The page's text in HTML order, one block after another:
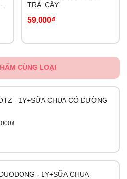
TRÁI CÂY
59.000₫
CÙNG LOẠI
- 1Y+SỮA CHUA CÓ ĐƯỜNG
- 1Y+SỮA CHUA